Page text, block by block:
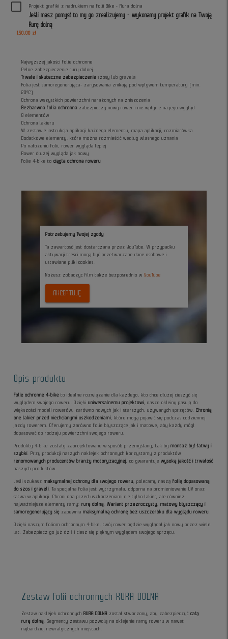
Projekt grafiki z nadrukiem na folii Bike - Rura dolna
Jeśli masz pomysł to my go zrealizujemy - wykonamy projekt grafik na Twoją
Rurę dolną
150,00 zł
Najwyższej jakości folie ochronne
Pełne zabezpieczenie rury dolnej
Trwałe i skuteczne zabezpieczenie szosy lub gravela
Folia jest samoregenerująca- zarysowania znikają pod wpływem temperatury (min.
20°C)
Ochrona wszystkich powierzchni narażonych na zniszczenia
Bezbarwna folia ochronna zabezpieczy nowy rower i nie wpłynie na jego wygląd
8 elementów
Ochrona lakieru
W zestawie instrukcja aplikacji każdego elementu, mapa aplikacji, rozmiarówka
Dodatkowe elementy, które można rozmieścić według własnego uznania
Po nałożeniu folii, rower wygląda lepiej
Rower dłużej wygląda jak nowy
Folie 4-bike tociągła ochrona roweru
Potrzebujemy Twojej zgody
Ta zawartość jest dostarczana przez YouTube. W przypadku
aktywacji treści mogą być przetwarzane dane osobowe i
ustawiane pliki cookies.
Możesz zobaczyc film także bezpośrednio w YouTube
AKCEPTUJĘ
Opis produktu
Folie ochronne 4-bike to idealne rozwiązanie dla każdego, kto chce dłużej cieszyć się
wyglądem swojego roweru. Dziękiuniwersalnemu projektowi
, nasze okleiny pasują do
większości modeli rowerów, zarówno nowych jak i starszych, używanych sprzętów. Chronią
one lakier przed niechcianymi uszkodzeniami
, które mogą pojawić się podczas codziennej
jazdy rowerem. Oferujemy zarówno folie błyszczące jak i matowe, aby każdy mógł
dopasować do rodzaju powierzchni swojego roweru.
Produkty 4-bike zostały zaprojektowane w sposób przemyślany, tak bymontaż był łatwy i
szybki
. Przy produkcji naszych naklejek ochronnych korzystamy z produktów
renomowanych producentów branży motoryzacyjnej
, co gwarantujewysoką jakość i trwałość
naszych produktów.
Jeśli szukaszmaksymalnej ochrony dla swojego roweru , polecamy naszą folię dopasowaną
do szos i graveli
. Ta specjalna folia jest wytrzymała, odporna na promieniowanie UV oraz
łatwa w aplikacji. Chroni ona przed uszkodzeniami nie tylko lakier, ale również
najważniejsze elementy ramy:rurę dolną .Wariant przezroczysty, matowy błyszczący i
samoregenerujący się zapewniamaksymalną ochronę bez uszczerbku dla wyglądu roweru
Dzięki naszym foliom ochronnym 4-bike, twój rower będzie wyglądał jak nowy przez wiele
lat. Zabezpiecz go już dziś i ciesz się pięknym wyglądem swojego sprzętu.
Zestaw folii ochronnych RURA DOLNA
Zestaw naklejek ochronnych RURA DOLNA został stworzony, aby zabezpieczyćcałą
rurę dolną
. Segmenty zestawu pozwolą na oklejenie ramy roweru w nawet
najbardziej newralgicznych miejscach.